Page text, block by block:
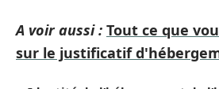
A voir aussi : Tout ce que
sur le justificatif